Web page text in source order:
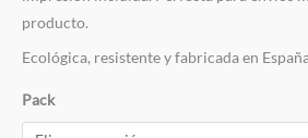
producto.
Ecológica, resistente y fabricada en
Pack